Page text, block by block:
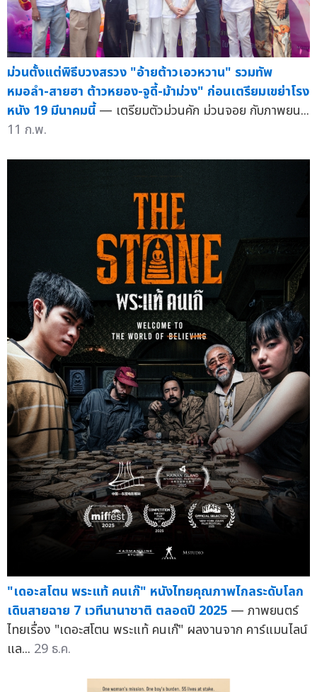
ม่วนตั้งแต่พิธีบวงสรวง "อ้ายต้าวเอวหวาน" รวมทัพ
หมอลำ-สายฮา ต้าวหยอง-จูดี้-ม้าม่วง" ก่อนเตรียมเขย่าโรง
หนัง 19 มีนาคมนี้ — เตรียมตัวม่วนคัก ม่วนจอย กับภาพยน...
11 ก.พ.
"เดอะสโตน พระแท้ คนเก๊" หนังไทยคุณภาพไกลระดับโลก
เดินสายฉาย 7 เวทีนานาชาติ ตลอดปี 2025 — ภาพยนตร์
ไทยเรื่อง "เดอะสโตน พระแท้ คนเก๊" ผลงานจาก คาร์แมนไลน์
แล... 29 ธ.ค.